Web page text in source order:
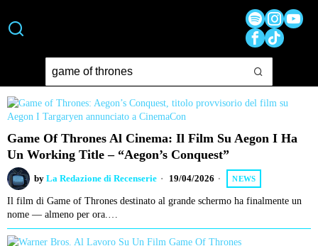
Game Of Thrones Al Cinema: Il Film Su Aegon I Ha
Un Working Title – “Aegon’s Conquest”
by La Redazione di Recenserie 19/04/2026 NEWS
Il film di Game of Thrones destinato al grande schermo ha finalmente un
nome — almeno per ora.…